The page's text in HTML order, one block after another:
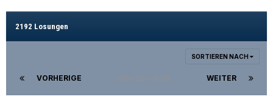
2192 Losungen
SORTIEREN NACH
VORHERIGE WEITER